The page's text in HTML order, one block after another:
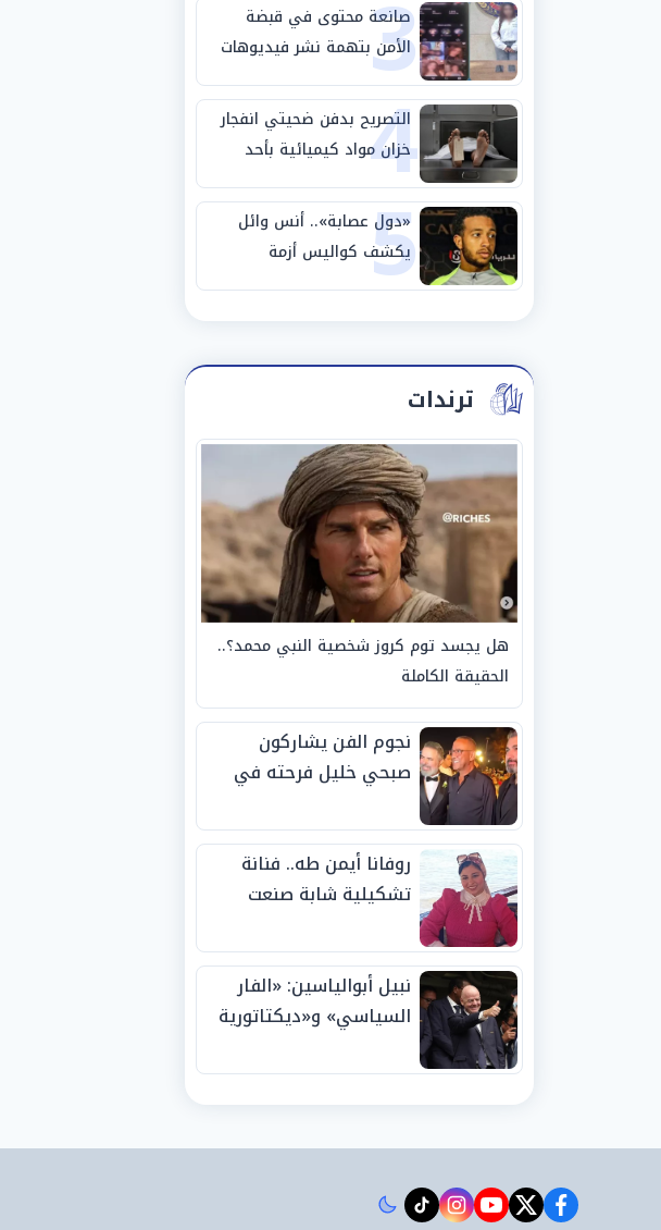
3
صانعة محتوى في قبضة
الأمن بتهمة نشر فيديوهات
خادشة للحياء
4
التصريح بدفن ضحيتي انفجار
خزان مواد كيميائية بأحد
مصانع الفيوم
5
«دول عصابة».. أنس وائل
يكشف كواليس أزمة
استبعاده المفاجئ من
ترندات
هل يجسد توم كروز شخصية النبي محمد؟..
الحقيقة الكاملة
نجوم الفن يشاركون
صبحي خليل فرحته في
روفانا أيمن طه.. فنانة
تشكيلية شابة صنعت
الجوائز منذ الصغر
نبيل أبوالياسين: «الفار
السياسي» و«ديكتاتورية
الفيفا».. وإقالة
facebook
twitter
youtube
instagram
tiktok